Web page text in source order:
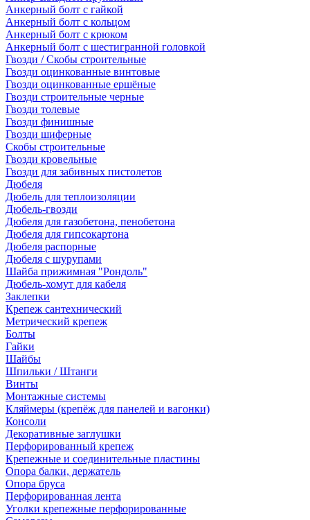
Анкерный болт с гайкой
Анкерный болт с кольцом
Анкерный болт с крюком
Анкерный болт с шестигранной головкой
Гвозди / Скобы строительные
Гвозди оцинкованные винтовые
Гвозди оцинкованные ершёные
Гвозди строительные черные
Гвозди толевые
Гвозди финишные
Гвозди шиферные
Скобы строительные
Гвозди кровельные
Гвозди для забивных пистолетов
Дюбеля
Дюбель для теплоизоляции
Дюбель-гвозди
Дюбеля для газобетона, пенобетона
Дюбеля для гипсокартона
Дюбеля распорные
Дюбеля с шурупами
Шайба прижимная "Рондоль"
Дюбель-хомут для кабеля
Заклепки
Крепеж сантехнический
Метрический крепеж
Болты
Гайки
Шайбы
Шпильки / Штанги
Винты
Монтажные системы
Кляймеры (крепёж для панелей и вагонки)
Консоли
Декоративные заглушки
Перфорированный крепеж
Крепежные и соединительные пластины
Опора балки, держатель
Опора бруса
Перфорированная лента
Уголки крепежные перфорированные